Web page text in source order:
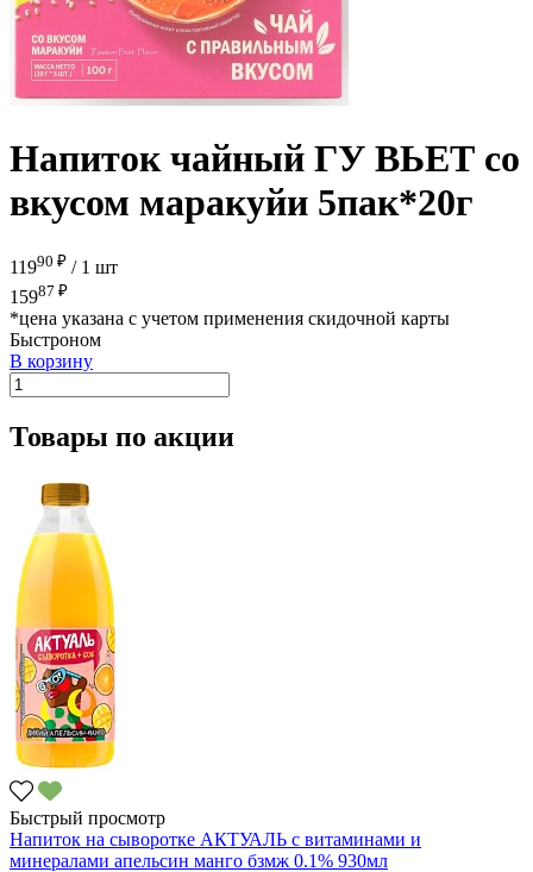
Напиток чайный ГУ ВЬЕТ со
вкусом маракуйи 5пак*20г
11990 ₽ / 1 шт
15987 ₽
*цена указана с учетом применения скидочной карты
Быстроном
В корзину
Товары по акции
Быстрый просмотр
Напиток на сыворотке АКТУАЛЬ с витаминами и
минералами апельсин манго бзмж 0.1% 930мл